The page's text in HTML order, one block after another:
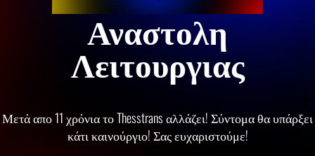
Αναστολη
Λειτουργιας
Μετά απο 11 χρόνια το Thesstrans αλλάζει! Σύντομα θα υπάρξει
κάτι καινούργιο! Σας ευχαριστούμε!